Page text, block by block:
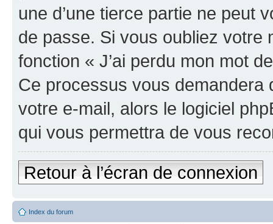
une d’une tierce partie ne peut
de passe. Si vous oubliez votre
fonction « J’ai perdu mon mot
Ce processus vous demandera
votre e-mail, alors le logiciel
qui vous permettra de vous
Retour à l’écran de connexion
Index du forum